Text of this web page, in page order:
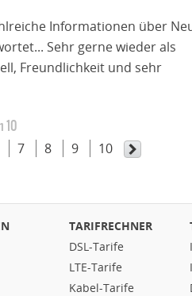
Informationen über
Sehr gerne wieder als
Freundlichkeit und sehr
10
7 8 9 10
TARIFRECHNER
DSL-Tarife
LTE-Tarife
Kabel-Tarife